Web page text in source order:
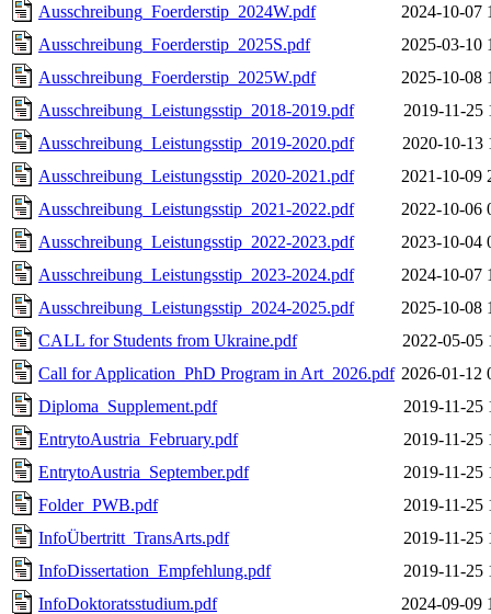
Ausschreibung_Foerderstip_2024W.pdf
2024-10-07
Ausschreibung_Foerderstip_2025S.pdf
2025-03-10
Ausschreibung_Foerderstip_2025W.pdf
2025-10-08
Ausschreibung_Leistungsstip_2018-2019.pdf
2019-11-25
Ausschreibung_Leistungsstip_2019-2020.pdf
2020-10-13
Ausschreibung_Leistungsstip_2020-2021.pdf
2021-10-09
Ausschreibung_Leistungsstip_2021-2022.pdf
2022-10-06
Ausschreibung_Leistungsstip_2022-2023.pdf
2023-10-04
Ausschreibung_Leistungsstip_2023-2024.pdf
2024-10-07
Ausschreibung_Leistungsstip_2024-2025.pdf
2025-10-08
CALL for Students from Ukraine.pdf
2022-05-05
Call for Application_PhD Program in Art_2026.pdf 2026-01-12
Diploma_Supplement.pdf
2019-11-25
EntrytoAustria_February.pdf
2019-11-25
EntrytoAustria_September.pdf
2019-11-25
Folder_PWB.pdf
2019-11-25
InfoÜbertritt_TransArts.pdf
2019-11-25
InfoDissertation_Empfehlung.pdf
2019-11-25
InfoDoktoratsstudium.pdf
2024-09-09